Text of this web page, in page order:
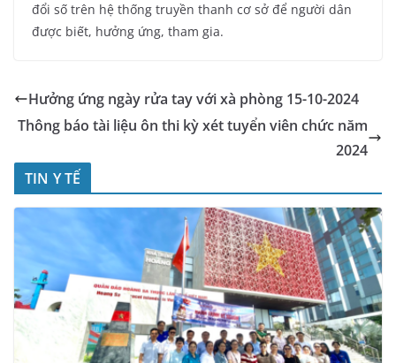
đổi số trên hệ thống truyền thanh cơ sở để người dân
được biết, hưởng ứng, tham gia.
Hưởng ứng ngày rửa tay với xà phòng 15-10-2024
Thông báo tài liệu ôn thi kỳ xét tuyển viên chức năm
2024
TIN Y TẾ